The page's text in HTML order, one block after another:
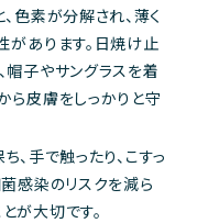
色素が分解され、薄く
があります。日焼け止
帽子やサングラスを着
ら皮膚をしっかりと守
手で触ったり、こすっ
菌感染のリスクを減ら
が大切です。